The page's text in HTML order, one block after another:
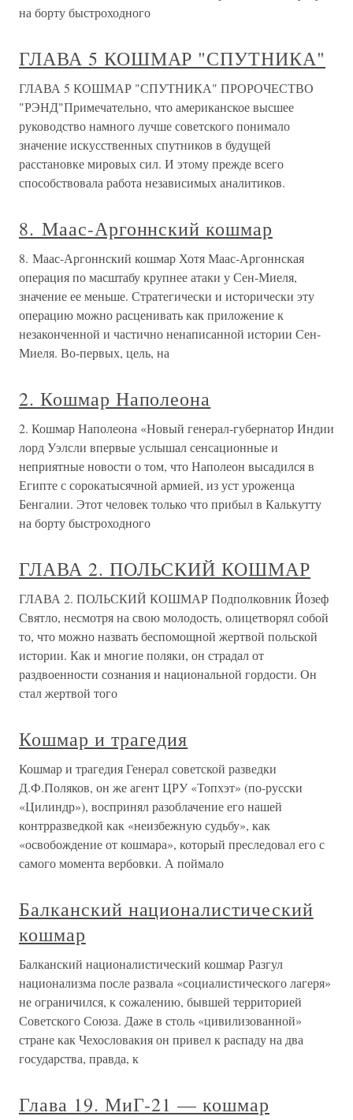
на борту быстроходного
ГЛАВА 5 КОШМАР "СПУТНИКА"
ГЛАВА 5 КОШМАР "СПУТНИКА" ПРОРОЧЕСТВО
"РЭНД"Примечательно, что американское высшее
руководство намного лучше советского понимало
значение искусственных спутников в будущей
расстановке мировых сил. И этому прежде всего
способствовала работа независимых аналитиков.
8. Маас-Аргоннский кошмар
8. Маас-Аргоннский кошмар Хотя Маас-Аргоннская
операция по масштабу крупнее атаки у Сен-Миеля,
значение ее меньше. Стратегически и исторически эту
операцию можно расценивать как приложение к
незаконченной и частично ненаписанной истории Сен-
Миеля. Во-первых, цель, на
2. Кошмар Наполеона
2. Кошмар Наполеона «Новый генерал-губернатор Индии
лорд Уэлсли впервые услышал сенсационные и
неприятные новости о том, что Наполеон высадился в
Египте с сорокатысячной армией, из уст уроженца
Бенгалии. Этот человек только что прибыл в Калькутту
на борту быстроходного
ГЛАВА 2. ПОЛЬСКИЙ КОШМАР
ГЛАВА 2. ПОЛЬСКИЙ КОШМАР Подполковник Йозеф
Святло, несмотря на свою молодость, олицетворял собой
то, что можно назвать беспомощной жертвой польской
истории. Как и многие поляки, он страдал от
раздвоенности сознания и национальной гордости. Он
стал жертвой того
Кошмар и трагедия
Кошмар и трагедия Генерал советской разведки
Д.Ф.Поляков, он же агент ЦРУ «Топхэт» (по-русски
«Цилиндр»), воспринял разоблачение его нашей
контрразведкой как «неизбежную судьбу», как
«освобождение от кошмара», который преследовал его с
самого момента вербовки. А поймало
Балканский националистический
кошмар
Балканский националистический кошмар Разгул
национализма после развала «социалистического лагеря»
не ограничился, к сожалению, бывшей территорией
Советского Союза. Даже в столь «цивилизованной»
стране как Чехословакия он привел к распаду на два
государства, правда, к
Глава 19. МиГ-21 — кошмар